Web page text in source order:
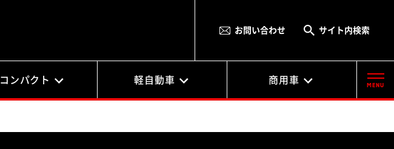
お問い合わせ サイト内検索
コンパクト 軽自動車 商用車 MENU